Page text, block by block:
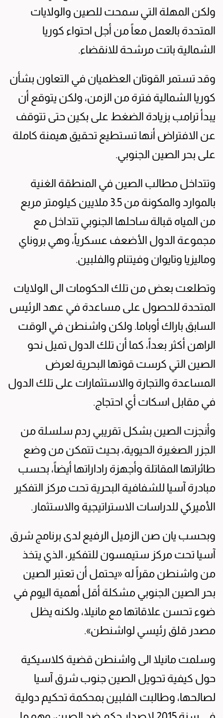
ولكن المهلة التي سمحت للصين والولايات
المتحدة بالعمل معاً من أجل احتواء كوريا
الشمالية باتت مرشحة للانقضاء.
وقد تستمر القوتان العظميان في التعاون بشأن
كوريا الشمالية فترة من الزمن، ولكن يتوقع أن
يبدأ ترامب بزيادة الضغط على بكين حتى تتوقف
عن الافتراض أنها تستطيع تحقيق هيمنة كاملة
على بحر الصين الجنوبي.
وتتداخل مطالب الصين في المنطقة الغنية
بالموارد والمكونة من 3.5 ملايين كيلومتر مربع
من المياه قبالة ساحلها الجنوبي تتداخل مع
مجموعة الدول الأضعف عسكرياً، وهي بروناي
وماليزيا وتايوان وفيتنام والفلبين.
وتطلعت بعض من تلك الحكومات الى الولايات
المتحدة للحصول على مساعدة في عهد الرئيس
السابق باراك أوباما. ولكن واشنطن في الوقت
الراهن أكثر بعداً، كما أن تلك الدول تميل نحو
الصين التي كرست قوتها البحرية لعرض
المساعدة والتجارة والاستثمارات على تلك الدول
في مقابل اسكات أي احتجاج.
وأنجزت الصين بشكل تقريبي ردم سلسلة من
الجزر الصغيرة الحيوية، بحيث تتمكن من وضع
طائراتها المقاتلة وأجهزة راداراتها أيضاً، بحسب
مبادرة آسيا للشفافية البحرية تحت مركز التفكير
الأميركي للدراسات الاستراتيجية والاستثمار.
وبحسب يان صن الزميل الرفيع لدى برنامج شرق
آسيا تحت مركز ستيمسون للتفكير، الذي يتخذ
من واشنطن مقراً له «يحتمل أن تعتبر الصين
بحر الصين الجنوبي مشكلة أقل أهمية اليوم في
ضوء تحسن علاقاتها مع مانيلا، ولكنه يظل
مصدر قلق رئيسي لواشنطن».
وسلمت مانيلا الى واشنطن قضية كلاسيكية
حول كيفية تحويل الصين جنوب شرق آسيا
لصالحها، وطالبت الفلبين بمحكمة تحكيم دولية